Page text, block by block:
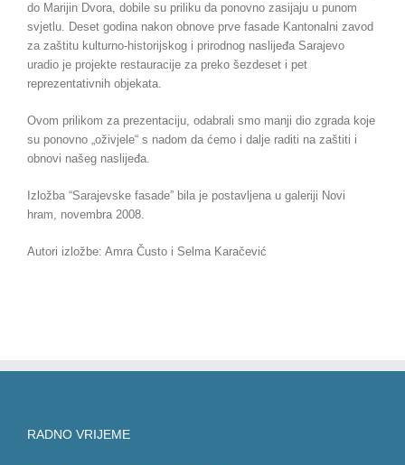
do Marijin Dvora, dobile su priliku da ponovno zasijaju u punom
svjetlu. Deset godina nakon obnove prve fasade Kantonalni zavod
za zaštitu kulturno-historijskog i prirodnog naslijeđa Sarajevo
uradio je projekte restauracije za preko šezdeset i pet
reprezentativnih objekata.
Ovom prilikom za prezentaciju, odabrali smo manji dio zgrada koje
su ponovno „oživjele“ s nadom da ćemo i dalje raditi na zaštiti i
obnovi našeg naslijeđa.
Izložba “Sarajevske fasade” bila je postavljena u galeriji Novi
hram, novembra 2008.
Autori izložbe: Amra Čusto i Selma Karačević
RADNO VRIJEME